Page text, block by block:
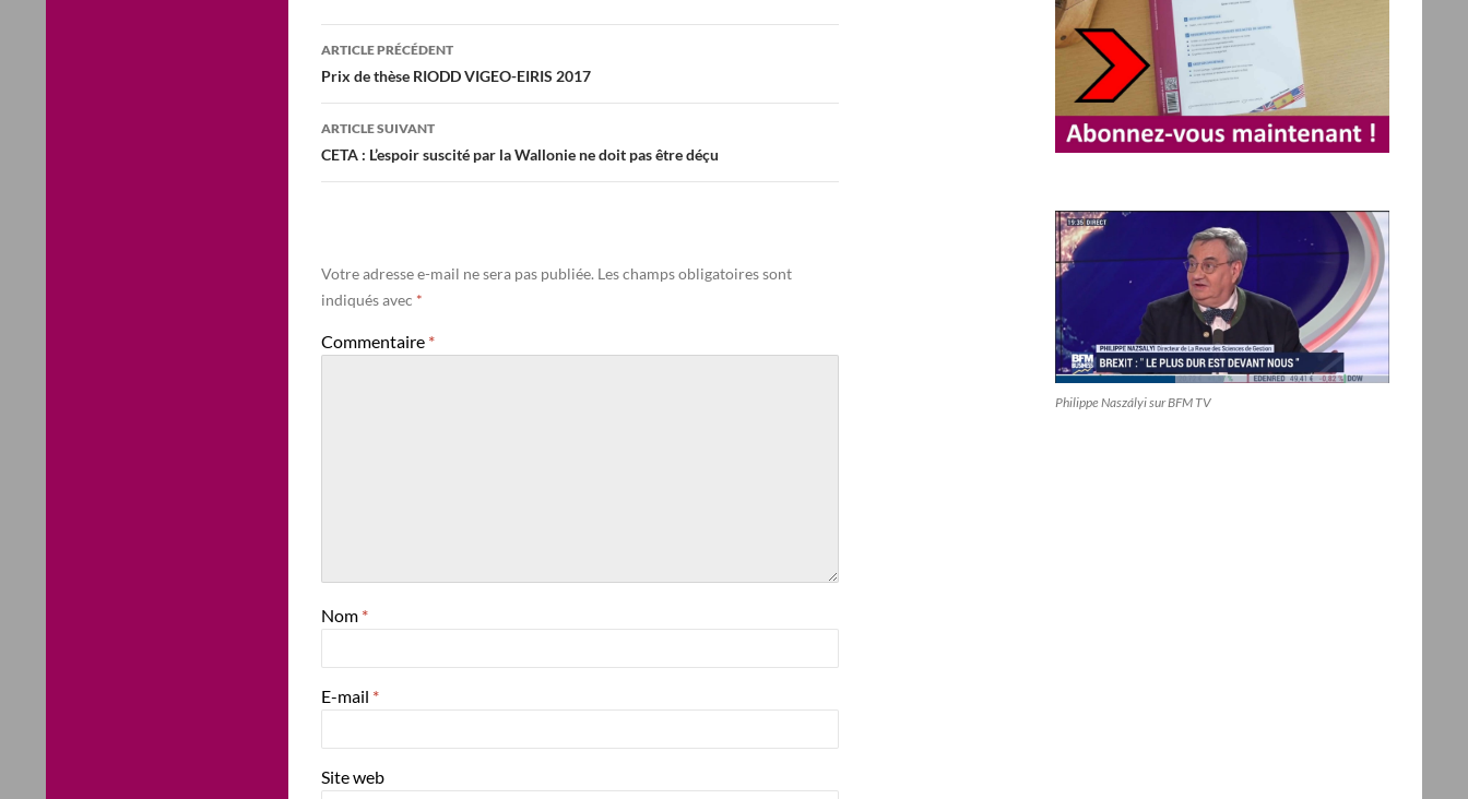
Navigation
des
articles
ARTICLE PRÉCÉDENT
Prix de thèse RIODD VIGEO-EIRIS 2017
ARTICLE SUIVANT
CETA : L’espoir suscité par la Wallonie ne doit pas être déçu
Votre adresse e-mail ne sera pas publiée. Les champs obligatoires sont
indiqués avec *
Commentaire *
Nom *
E-mail *
Site web
Philippe Naszályi sur BFM TV